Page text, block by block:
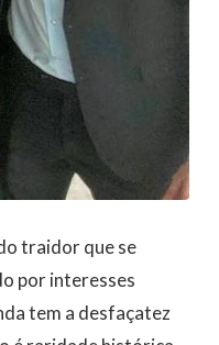
traidor que se
por interesses
tem a desfaçatez